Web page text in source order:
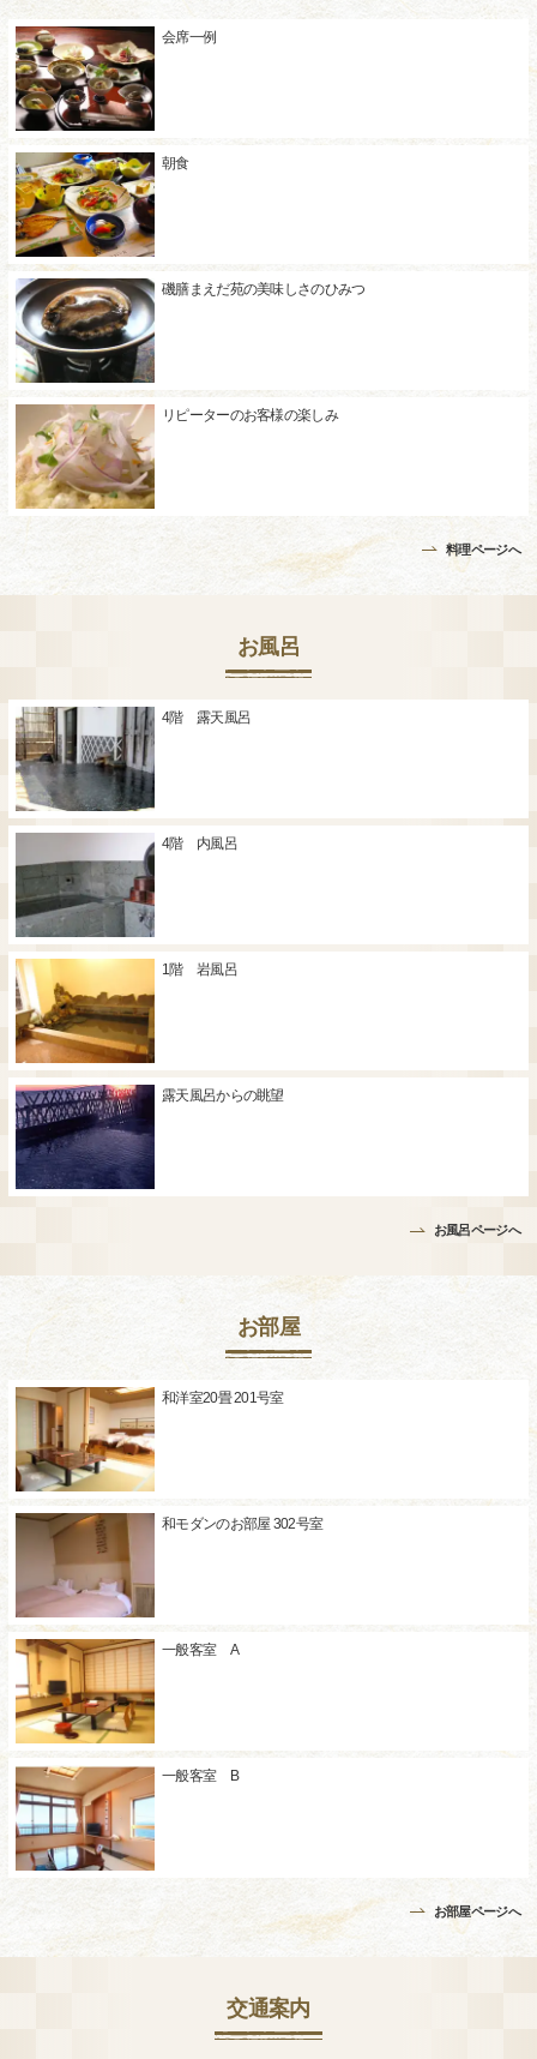
会席一例
朝食
磯膳まえだ苑の美味しさのひみつ
リピーターのお客様の楽しみ
料理ページへ
お風呂
4階 露天風呂
4階 内風呂
1階 岩風呂
露天風呂からの眺望
お風呂ページへ
お部屋
和洋室20畳 201号室
和モダンのお部屋 302号室
一般客室 A
一般客室 B
お部屋ページへ
交通案内